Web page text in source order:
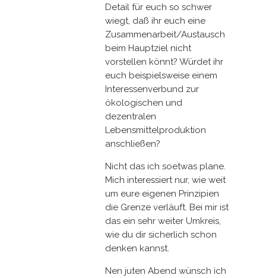
Detail für euch so schwer
wiegt, daß ihr euch eine
Zusammenarbeit/Austausch
beim Hauptziel nicht
vorstellen könnt? Würdet ihr
euch beispielsweise einem
Interessenverbund zur
ökologischen und
dezentralen
Lebensmittelproduktion
anschließen?
Nicht das ich soetwas plane.
Mich interessiert nur, wie weit
um eure eigenen Prinzipien
die Grenze verläuft. Bei mir ist
das ein sehr weiter Umkreis,
wie du dir sicherlich schon
denken kannst.
Nen juten Abend wünsch ich